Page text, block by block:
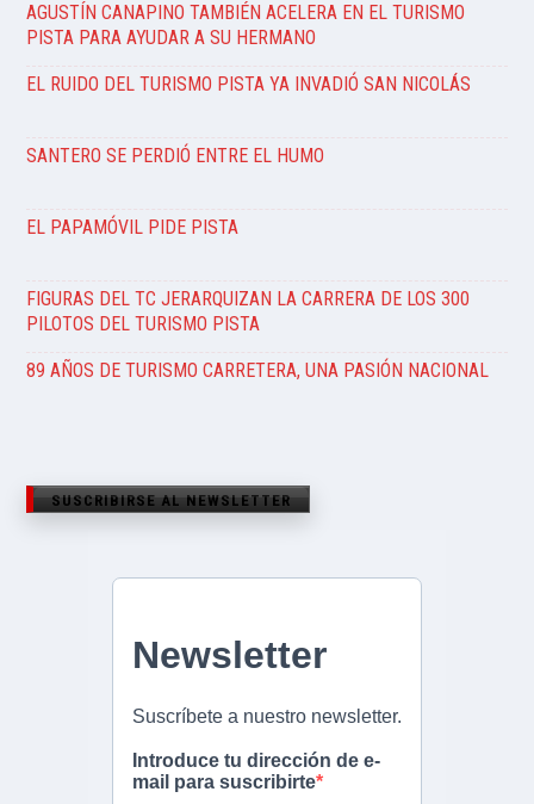
AGUSTÍN CANAPINO TAMBIÉN ACELERA EN EL TURISMO
PISTA PARA AYUDAR A SU HERMANO
EL RUIDO DEL TURISMO PISTA YA INVADIÓ SAN NICOLÁS
SANTERO SE PERDIÓ ENTRE EL HUMO
EL PAPAMÓVIL PIDE PISTA
FIGURAS DEL TC JERARQUIZAN LA CARRERA DE LOS 300
PILOTOS DEL TURISMO PISTA
89 AÑOS DE TURISMO CARRETERA, UNA PASIÓN NACIONAL
SUSCRIBIRSE AL NEWSLETTER